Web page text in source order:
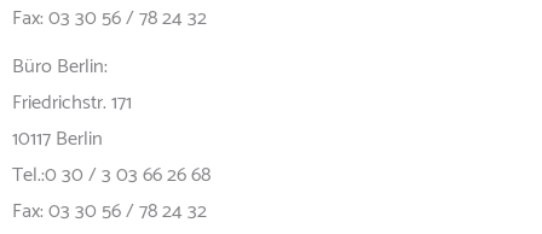
Fax: 03 30 56 / 78 24 32
Büro Berlin:
Friedrichstr. 171
10117 Berlin
Tel.:0 30 / 3 03 66 26 68
Fax: 03 30 56 / 78 24 32